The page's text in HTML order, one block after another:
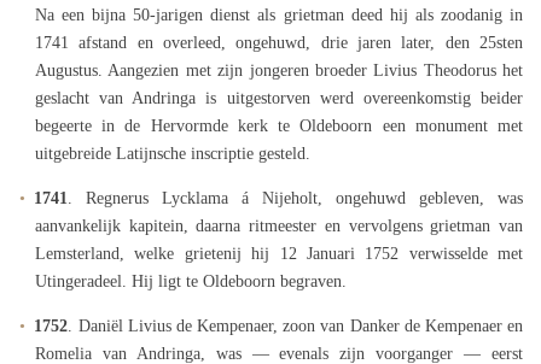
Na een bijna 50-jarigen dienst als grietman deed hij als zoodanig in
1741 afstand en overleed, ongehuwd, drie jaren later, den 25sten
Augustus. Aangezien met zijn jongeren broeder Livius Theodorus het
geslacht van Andringa is uitgestorven werd overeenkomstig beider
begeerte in de Hervormde kerk te Oldeboorn een monument met
uitgebreide Latijnsche inscriptie gesteld.
1741. Regnerus Lycklama á Nijeholt, ongehuwd gebleven, was
aanvankelijk kapitein, daarna ritmeester en vervolgens grietman van
Lemsterland, welke grietenij hij 12 Januari 1752 verwisselde met
Utingeradeel. Hij ligt te Oldeboorn begraven.
1752. Daniël Livius de Kempenaer, zoon van Danker de Kempenaer en
Romelia van Andringa, was — evenals zijn voorganger — eerst